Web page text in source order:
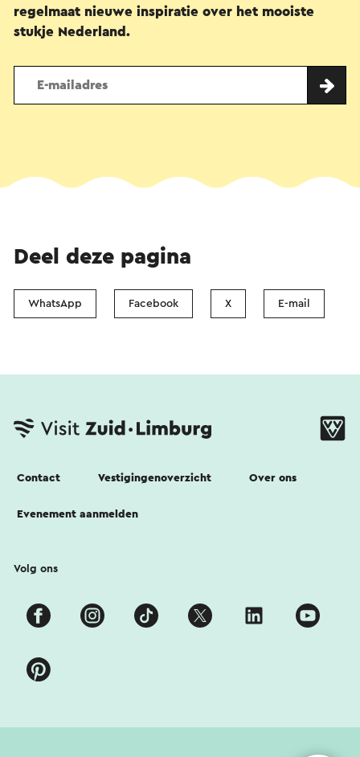
regelmaat nieuwe inspiratie over het mooiste
stukje Nederland.
Deel deze pagina
WhatsApp Facebook X E-mail
Contact Vestigingenoverzicht Over ons
Evenement aanmelden
Volg ons